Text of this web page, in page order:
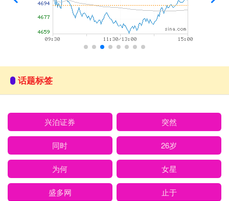
话题标签
兴泊证券 突然
同时 26岁
为何 女星
盛多网 止于